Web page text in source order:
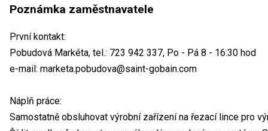
Poznámka zaměstnavatele
První kontakt:
Pobudová Markéta, tel.: 723 942 337, Po - Pá 8 - 16:30 hod
e-mail: marketa.pobudova@saint-gobain.com
Náplň práce:
Samostatně obsluhovat výrobní zařízení na řezací lince pro